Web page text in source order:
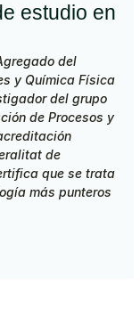
estudio en
del
y Química Física
del grupo
de Procesos y
de
que se trata
más punteros